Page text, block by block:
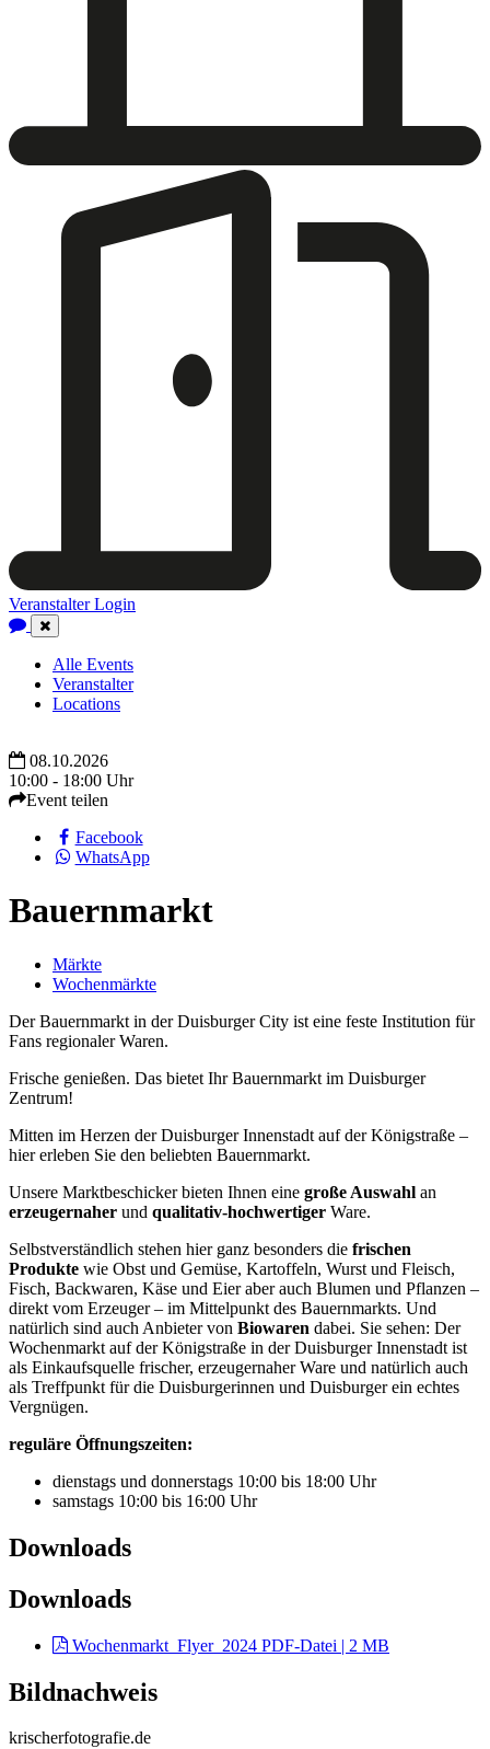
Veranstalter Login
Close
Navigation
Alle Events
Veranstalter
Locations
08.10.2026
10:00 - 18:00 Uhr
Event teilen
Facebook
WhatsApp
Bauernmarkt
Märkte
Wochenmärkte
Der Bauernmarkt in der Duisburger City ist eine feste Institution für
Fans regionaler Waren.
Frische genießen. Das bietet Ihr Bauernmarkt im Duisburger
Zentrum!
Mitten im Herzen der Duisburger Innenstadt auf der Königstraße –
hier erleben Sie den beliebten Bauernmarkt.
Unsere Marktbeschicker bieten Ihnen eine große Auswahl an
erzeugernaher und qualitativ-hochwertiger Ware.
Selbstverständlich stehen hier ganz besonders die frischen
Produkte wie Obst und Gemüse, Kartoffeln, Wurst und Fleisch,
Fisch, Backwaren, Käse und Eier aber auch Blumen und Pflanzen –
direkt vom Erzeuger – im Mittelpunkt des Bauernmarkts. Und
natürlich sind auch Anbieter von Biowaren dabei. Sie sehen: Der
Wochenmarkt auf der Königstraße in der Duisburger Innenstadt ist
als Einkaufsquelle frischer, erzeugernaher Ware und natürlich auch
als Treffpunkt für die Duisburgerinnen und Duisburger ein echtes
Vergnügen.
reguläre Öffnungszeiten:
dienstags und donnerstags 10:00 bis 18:00 Uhr
samstags 10:00 bis 16:00 Uhr
Downloads
Downloads
Wochenmarkt_Flyer_2024 PDF-Datei | 2 MB
Bildnachweis
krischerfotografie.de